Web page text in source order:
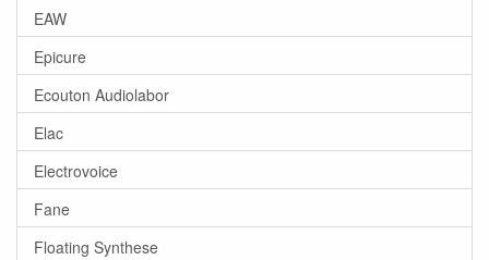
EAW
Epicure
Ecouton Audiolabor
Elac
Electrovoice
Fane
Floating Synthese